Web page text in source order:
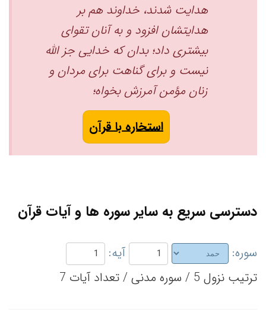
هدایت شدند، خداوند هم بر
هدایتشان افزود و به آنان تقوای
بیشتری داد؛ بدان که خدایی جز اللّه
نیست و برای گناهت برای مردان و
زنان مؤمن آمرزش بخواه؛
استخاره با قرآن
دسترسی سریع به سایر سوره ها و آیات قرآن
سوره:
آیه:
ترتیب نزول 5 / سوره مدنی / تعداد آیات 7